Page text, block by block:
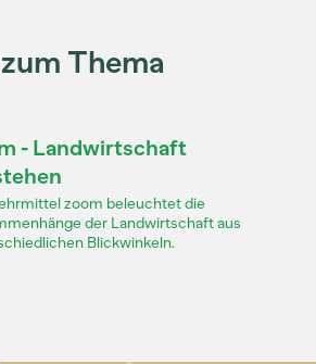
Thema
- Landwirtschaft
zoom beleuchtet die
der Landwirtschaft aus
Blickwinkeln.